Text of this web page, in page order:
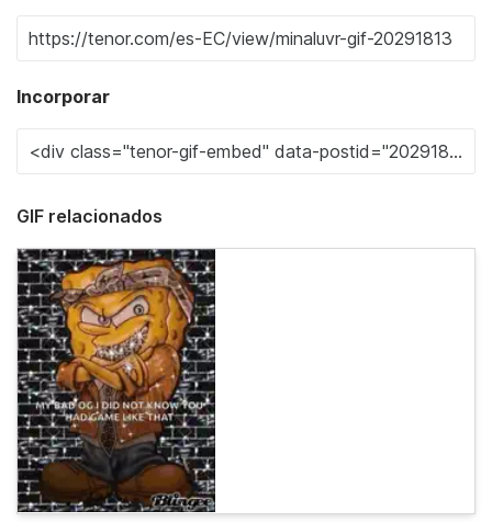
Incorporar
GIF relacionados